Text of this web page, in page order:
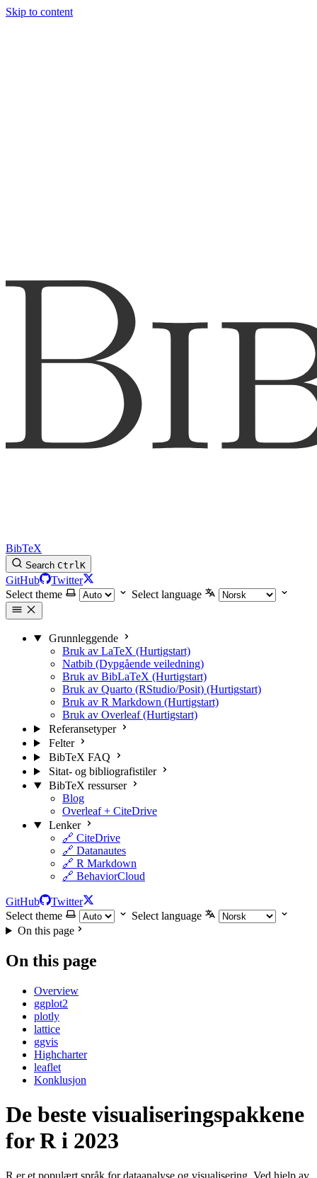
Skip to content
BibTeX
Search CtrlK
GitHub
Twitter
Select theme
Select language
Grunnleggende
Bruk av LaTeX (Hurtigstart)
Natbib (Dypgående veiledning)
Bruk av BibLaTeX (Hurtigstart)
Bruk av Quarto (RStudio/Posit) (Hurtigstart)
Bruk av R Markdown (Hurtigstart)
Bruk av Overleaf (Hurtigstart)
Referansetyper
Felter
BibTeX FAQ
Sitat- og bibliografistiler
BibTeX ressurser
Blog
Overleaf + CiteDrive
Lenker
🔗 CiteDrive
🔗 Datanautes
🔗 R Markdown
🔗 BehaviorCloud
GitHub
Twitter
Select theme
Select language
On this page
On this page
Overview
ggplot2
plotly
lattice
ggvis
Highcharter
leaflet
Konklusjon
De beste visualiseringspakkene
for R i 2023
R er et populært språk for dataanalyse og visualisering. Ved hjelp av